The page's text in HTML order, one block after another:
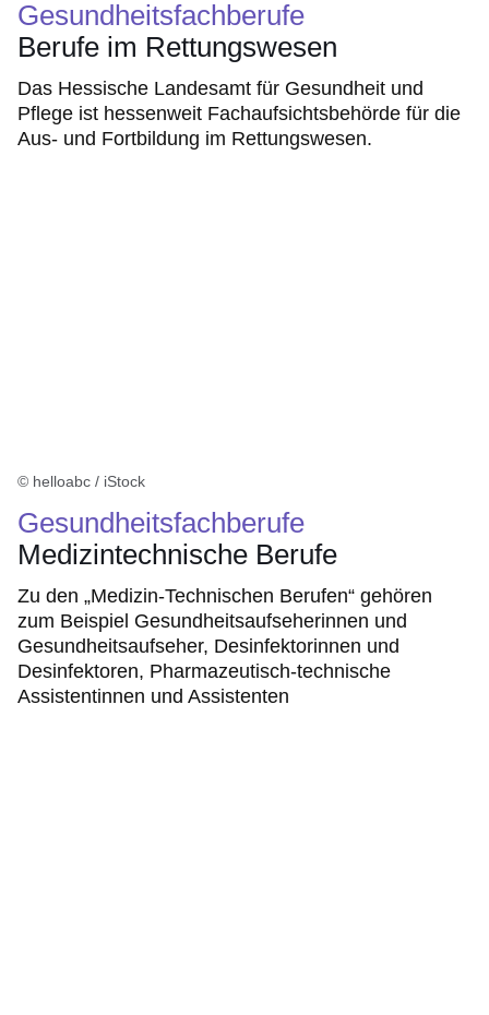
Gesundheitsfachberufe
Berufe im Rettungswesen
Das Hessische Landesamt für Gesundheit und
Pflege ist hessenweit Fachaufsichtsbehörde für die
Aus- und Fortbildung im Rettungswesen.
© helloabc / iStock
Gesundheitsfachberufe
Medizintechnische Berufe
Zu den „Medizin-Technischen Berufen“ gehören
zum Beispiel Gesundheitsaufseherinnen und
Gesundheitsaufseher, Desinfektorinnen und
Desinfektoren, Pharmazeutisch-technische
Assistentinnen und Assistenten